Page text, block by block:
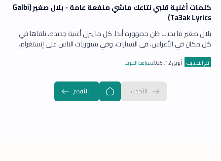
كلمات أغنية قلبي نتاعك ماشي منفعة عامة - بلال صغير (Galbi
Ta3ak Lyrics)
بلال صغير ما يخيب ظن جمهوره أبدا. كل ما ينزل أغنية جديدة، تلقاها في
كل مكان في الأعراس، في السيارات، وفي ستوريات الناس على إنستغرام.
وأغنية "قلب…